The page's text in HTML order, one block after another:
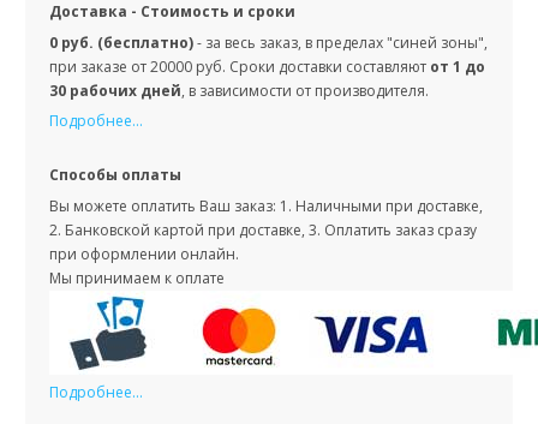
Доставка - Стоимость и сроки
0 руб. (бесплатно)- за весь заказ, в пределах "синей зоны",
при заказе от 20000 руб. Сроки доставки составляют от 1 до
30 рабочих дней, в зависимости от производителя.
Подробнее...
Способы оплаты
Вы можете оплатить Ваш заказ: 1. Наличными при доставке,
2. Банковской картой при доставке, 3. Оплатить заказ сразу
при оформлении онлайн.
Мы принимаем к оплате
Подробнее...